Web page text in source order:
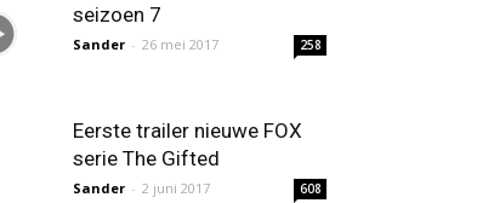
seizoen 7
Sander - 26 mei 2017 258
Eerste trailer nieuwe FOX
serie The Gifted
Sander - 2 juni 2017 608